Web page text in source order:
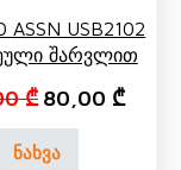
₾.
is: 100,00 ₾.
ASSN USB2102
Შარვლით
₾ Original price
80,00 ₾
ნახვა